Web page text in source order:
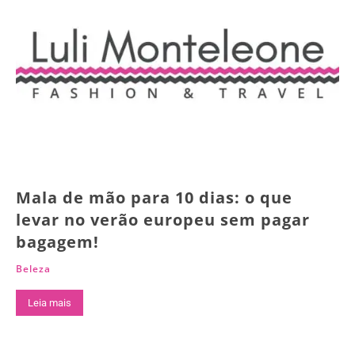
Mala de mão para 10 dias: o que
levar no verão europeu sem pagar
bagagem!
Beleza
Leia mais